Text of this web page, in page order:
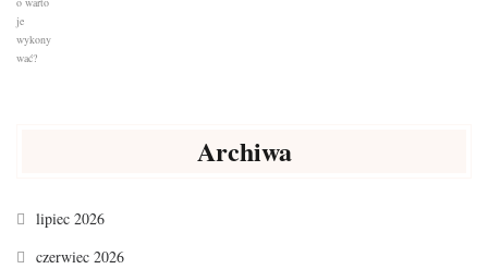
Archiwa
lipiec 2026
czerwiec 2026